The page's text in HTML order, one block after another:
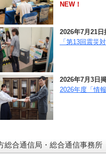
NEW！
2026年7月21日
「第13回震災
2026年7月3日
2026年度「情
総合通信局・総合通信事務所